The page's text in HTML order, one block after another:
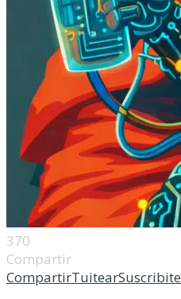
370
Compartir
CompartirTuitearSuscribite